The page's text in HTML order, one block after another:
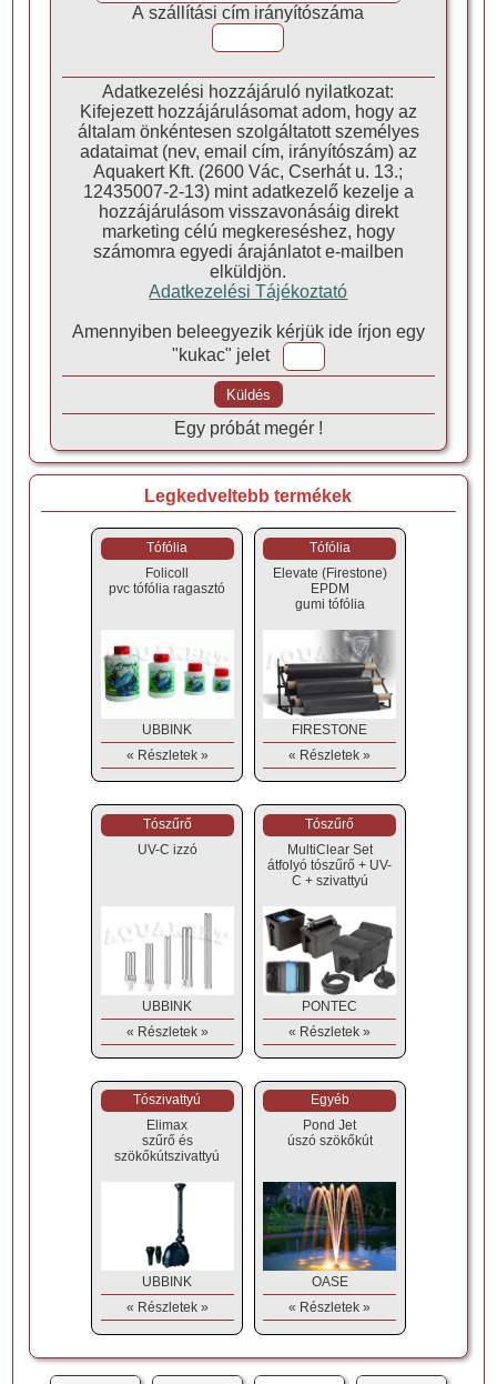
A szállítási cím irányítószáma
Adatkezelési hozzájáruló nyilatkozat:
Kifejezett hozzájárulásomat adom, hogy az
általam önkéntesen szolgáltatott személyes
adataimat (nev, email cím, irányítószám) az
Aquakert Kft. (2600 Vác, Cserhát u. 13.;
12435007-2-13) mint adatkezelő kezelje a
hozzájárulásom visszavonásáig direkt
marketing célú megkereséshez, hogy
számomra egyedi árajánlatot e-mailben
elküldjön.
Adatkezelési Tájékoztató
Amennyiben beleegyezik kérjük ide írjon egy
"kukac" jelet
Egy próbát megér !
Legkedveltebb termékek
Tófólia
Folicoll
pvc tófólia ragasztó
UBBINK
« Részletek »
Tófólia
Elevate (Firestone)
EPDM
gumi tófólia
FIRESTONE
« Részletek »
Tószűrő
UV-C izzó
UBBINK
« Részletek »
Tószűrő
MultiClear Set
átfolyó tószűrő + UV-
C + szivattyú
PONTEC
« Részletek »
Tószivattyú
Elimax
szűrő és
szökőkútszivattyú
UBBINK
« Részletek »
Egyéb
Pond Jet
úszó szökőkút
OASE
« Részletek »